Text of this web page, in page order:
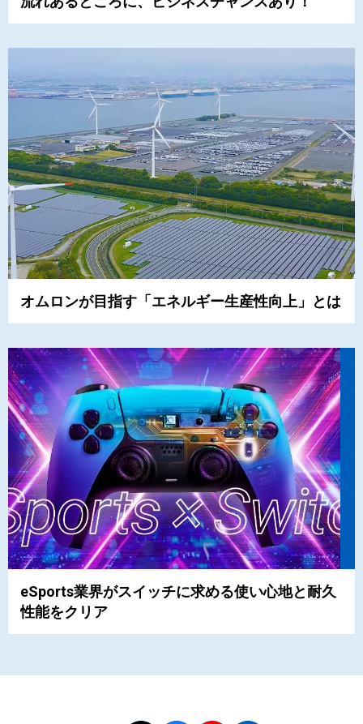
オムロンが目指す「エネルギー生産性向上」とは
eSports業界がスイッチに求める使い心地と耐久
性能をクリア